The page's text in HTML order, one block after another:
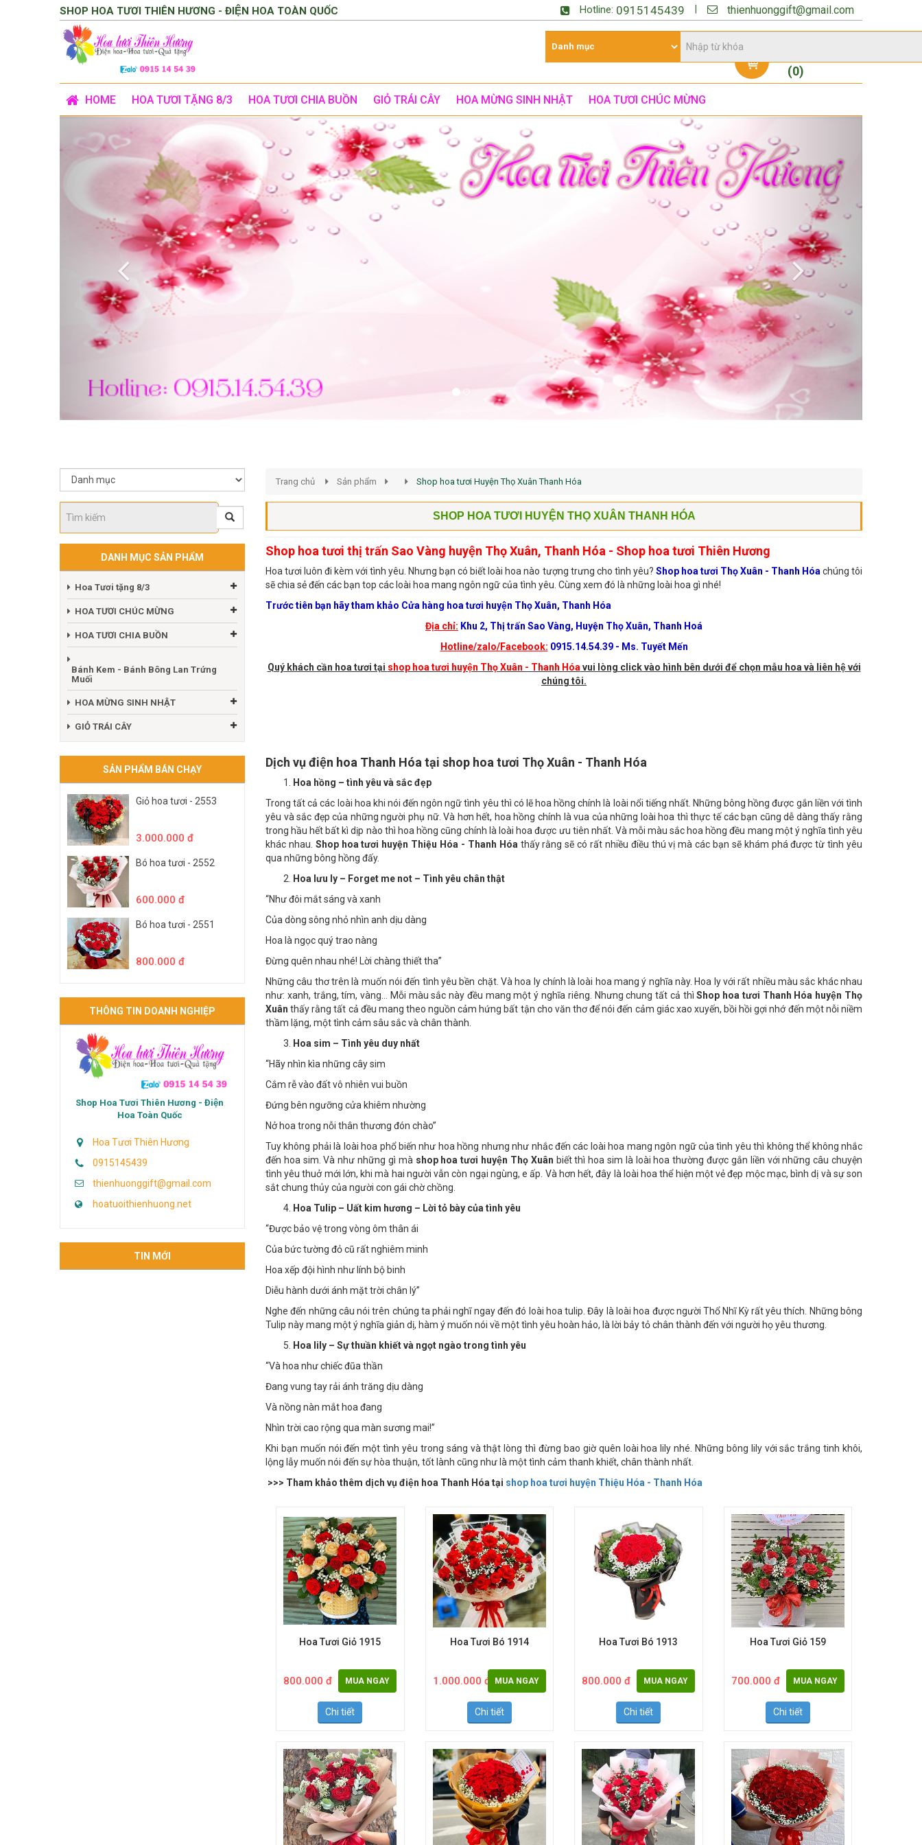
SHOP HOA TƯƠI THIÊN HƯƠNG - ĐIỆN HOA TOÀN QUỐC Hotline: 0915145439 thienhuonggift@gmail.com
(0)
HOME HOA TƯƠI TẶNG 8/3 HOA TƯƠI CHIA BUỒN GIỎ TRÁI CÂY HOA MỪNG SINH NHẬT HOA TƯƠI CHÚC MỪNG
Previous
Hoa Tươi tặng 8/3
HOA TƯƠI CHÚC MỪNG
Bánh Kem - Bánh Bông Lan Trứng
Muối
HOA MỪNG SINH NHẬT
3.000.000 đ
600.000 đ
THÔNG TIN DOANH NGHIỆP
Hoa Toàn Quốc
Hoa Tươi Thiên Hương
0915145439
thienhuonggift@gmail.com
Trang chủ Sản phẩm Shop hoa tươi Huyện Thọ Xuân Thanh Hóa
Shop hoa tươi thị trấn Sao Vàng huyện Thọ Xuân, Thanh Hóa - Shop hoa tươi Thiên Hương
Hoa tươi luôn đi kèm với tình yêu. Nhưng bạn có biết loài hoa nào tượng trưng cho tình yêu? Shop hoa tươi Thọ Xuân - Thanh Hóa
sẽ chia sẻ đến các bạn top các loài hoa mang ngôn ngữ của tình yêu. Cùng xem đó là những loài hoa gì nhé!
Trước tiên bạn hãy tham khảo Cửa hàng hoa tươi huyện Thọ Xuân, Thanh Hóa
Địa chỉ:Khu 2, Thị trấn Sao Vàng, Huyện Thọ Xuân, Thanh Hoá
Hotline/zalo/Facebook:0915.14.54.39 - Ms. Tuyết Mến
shop hoa tươi huyện Thọ Xuân - Thanh Hóavui lòng click vào hình bên dưới để chọn mẫu hoa và liên hệ với
Dịch vụ điện hoa Thanh Hóa tại shop hoa tươi Thọ Xuân - Thanh Hóa
Hoa hồng – tình yêu và sắc đẹp
Trong tất cả các loài hoa khi nói đến ngôn ngữ tình yêu thì có lẽ hoa hồng chính là loài nổi tiếng nhất. Những bông hồng được gắn liền với tình
yêu và sắc đẹp của những người phụ nữ. Và hơn hết, hoa hồng chính là vua của những loài hoa thì thực tế các bạn cũng dễ dàng thấy rằng
trong hầu hết bất kì dịp nào thì hoa hồng cũng chính là loài hoa được ưu tiên nhất. Và mỗi màu sắc hoa hồng đều mang một ý nghĩa tình yêu
khác nhau.
Shop hoa tươi huyện Thiệu Hóa - Thanh Hóa
qua những bông hồng đấy.
Hoa lưu ly – Forget me not – Tình yêu chân thật
“Như đôi mắt sáng và xanh
Của dòng sông nhỏ nhìn anh dịu dàng
Hoa là ngọc quý trao nàng
Đừng quên nhau nhé! Lời chàng thiết tha”
Những câu thơ trên là muốn nói đến tình yêu bền chặt. Và hoa ly chính là loài hoa mang ý nghĩa này. Hoa ly với rất nhiều màu sắc khác nhau
như: xanh, trắng, tím, vàng… Mỗi màu sắc này đều mang một ý nghĩa riêng. Nhưng chung tất cả thì
Shop hoa tươi Thanh Hóa huyện Thọ
thấy rằng tất cả đều mang theo nguồn cảm hứng bất tận cho văn thơ để nói đến cảm giác xao xuyến, bồi hồi gợi nhớ đến một nỗi niềm
thầm lặng, một tình cảm sâu sắc và chân thành.
Hoa sim – Tình yêu duy nhất
“Hãy nhìn kìa những cây sim
Cắm rễ vào đất vô nhiên vui buồn
Đứng bên ngưỡng cửa khiêm nhường
Nở hoa trong nỗi thân thương đón chào”
Tuy không phải là loài hoa phổ biến như hoa hồng nhưng như nhắc đến các loài hoa mang ngôn ngữ của tình yêu thì không thể không nhắc
đến hoa sim. Và như những gì màshop hoa tươi huyện Thọ Xuân
biết thì hoa sim là loài hoa thường được gắn liền với những câu chuyện
tình yêu thuở mới lớn, khi mà hai người vẫn còn ngại ngùng, e ấp. Và hơn hết, đây là loài hoa thể hiện một vẻ đẹp mộc mạc, bình dị và sự son
sắt chung thủy của người con gái chờ chồng.
Hoa Tulip – Uất kim hương – Lời tỏ bày của tình yêu
“Được bảo vệ trong vòng ôm thân ái
Của bức tường đỏ cũ rất nghiêm minh
Hoa xếp đội hình như lính bộ binh
Diễu hành dưới ánh mặt trời chân lý”
Nghe đến những câu nói trên chúng ta phải nghĩ ngay đến đó loài hoa tulip. Đây là loài hoa được người Thổ Nhĩ Kỳ rất yêu thích. Những bông
Tulip này mang một ý nghĩa giản dị, hàm ý muốn nói về một tình yêu hoàn hảo, là lời bảy tỏ chân thành đến với người họ yêu thương.
Hoa lily – Sự thuần khiết và ngọt ngào trong tình yêu
“Và hoa như chiếc đũa thần
Đang vung tay rải ánh trăng dịu dàng
Và nồng nàn mắt hoa đang
Nhìn trời cao rộng qua màn sương mai!”
Khi bạn muốn nói đến một tình yêu trong sáng và thật lòng thì đừng bao giờ quên loài hoa lily nhé. Những bông lily với sắc trắng tinh khôi,
lộng lẫy muốn nói đến sự hòa thuận, tốt lành cũng như là một tình cảm thanh khiết, chân thành nhất.
800.000 đ MUA NGAY 1.000.000 đ MUA NGAY 800.000 đ MUA NGAY 700.000 đ MUA NGAY